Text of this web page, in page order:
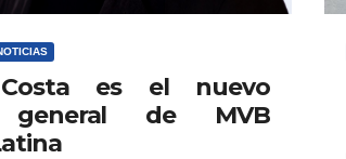
Costa es el nuevo
general de MVB